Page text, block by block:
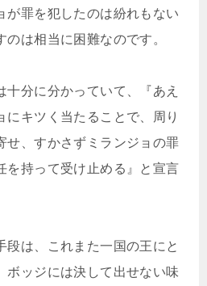
が罪を犯したのは紛れもない
は相当に困難なのです。
十分に分かっていて、『あえ
にキツく当たることで、周り
せ、すかさずミランジョの罪
を持って受け止める』と宣言
段は、これまた一国の王にと
ボッジには決して出せない味